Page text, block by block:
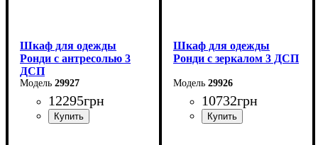
Шкаф для одежды
Ронди с антресолью 3
ДСП
29927
12295грн
Шкаф для одежды
Ронди с зеркалом 3 ДСП
29926
10732грн